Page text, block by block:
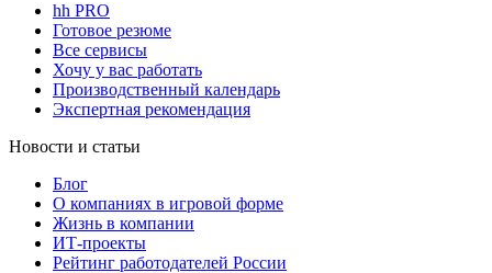
hh PRO
Готовое резюме
Все сервисы
Хочу у вас работать
Производственный календарь
Экспертная рекомендация
Новости и статьи
Блог
О компаниях в игровой форме
Жизнь в компании
ИТ-проекты
Рейтинг работодателей России